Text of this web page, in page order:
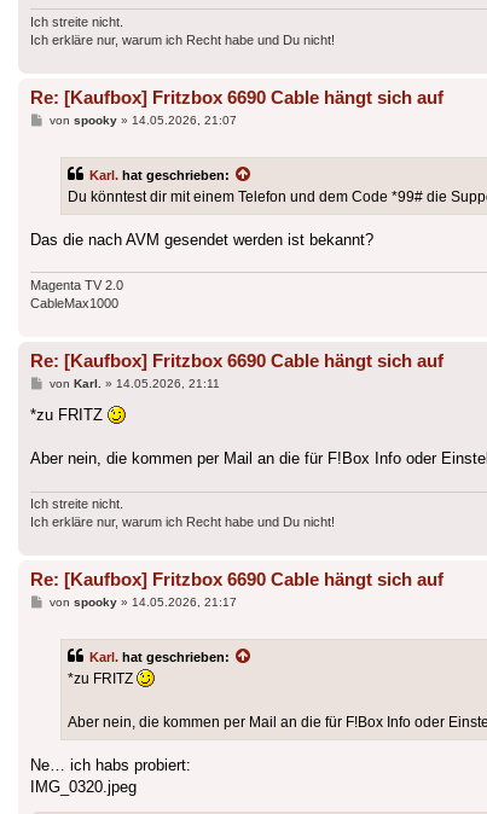
Ich streite nicht.
Ich erkläre nur, warum ich Recht habe und Du nicht!
Re: [Kaufbox] Fritzbox 6690 Cable hängt sich auf
Beitrag
von spooky» 14.05.2026, 21:07
Karl. hat geschrieben:
Du könntest dir mit einem Telefon und dem Code *99# die
Das die nach AVM gesendet werden ist bekannt?
Magenta TV 2.0
CableMax1000
Re: [Kaufbox] Fritzbox 6690 Cable hängt sich auf
Beitrag
von Karl. » 14.05.2026, 21:11
*zu FRITZ
Aber nein, die kommen per Mail an die für F!Box Info oder
Ich streite nicht.
Ich erkläre nur, warum ich Recht habe und Du nicht!
Re: [Kaufbox] Fritzbox 6690 Cable hängt sich auf
Beitrag
von spooky» 14.05.2026, 21:17
Karl. hat geschrieben:
*zu FRITZ
Aber nein, die kommen per Mail an die für F!Box Info oder
Ne… ich habs probiert:
IMG_0320.jpeg